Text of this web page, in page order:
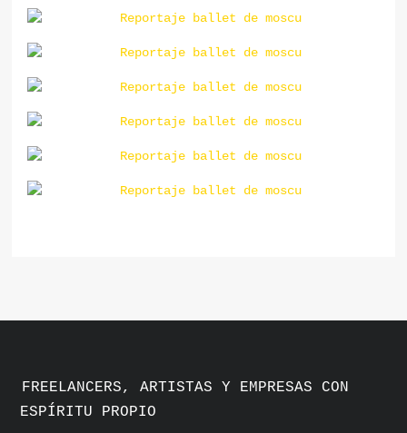
FREELANCERS, ARTISTAS Y EMPRESAS CON
ESPÍRITU PROPIO